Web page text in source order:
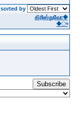
sorted by
கிறிஸ்துவோ�
�ு
Subscribe